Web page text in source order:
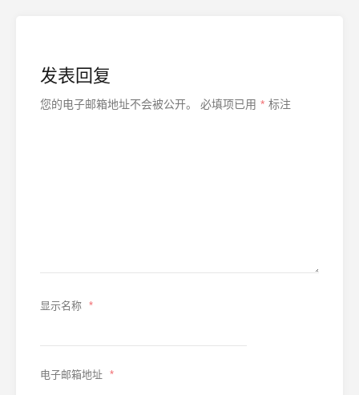
发表回复
您的电子邮箱地址不会被公开。 必填项已用 * 标注
显示名称 *
电子邮箱地址 *